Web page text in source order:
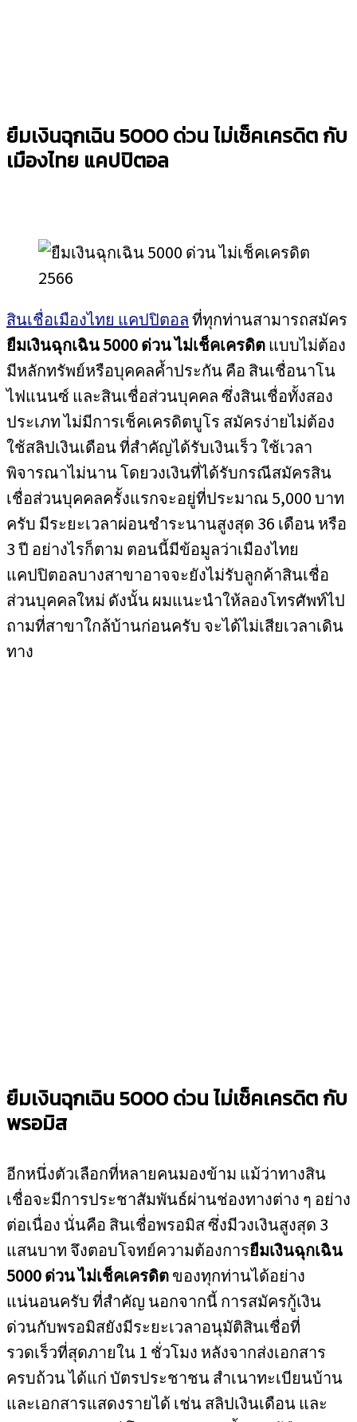
ยืมเงินฉุกเฉิน 5000 ด่วน ไม่เช็คเครดิต กับ
เมืองไทย แคปปิตอล
สินเชื่อเมืองไทย แคปปิตอลที่ทุกท่านสามารถสมัคร
ยืมเงินฉุกเฉิน 5000 ด่วน ไม่เช็คเครดิตแบบไม่ต้อง
มีหลักทรัพย์หรือบุคคลค้ำประกัน คือ สินเชื่อนาโน
ไฟแนนซ์ และสินเชื่อส่วนบุคคล ซึ่งสินเชื่อทั้งสอง
ประเภท ไม่มีการเช็คเครดิตบูโร สมัครง่ายไม่ต้อง
ใช้สลิปเงินเดือน ที่สำคัญได้รับเงินเร็ว ใช้เวลา
พิจารณาไม่นาน โดยวงเงินที่ได้รับกรณีสมัครสิน
เชื่อส่วนบุคคลครั้งแรกจะอยู่ที่ประมาณ 5,000 บาท
ครับ มีระยะเวลาผ่อนชำระนานสูงสุด 36 เดือน หรือ
3 ปี อย่างไรก็ตาม ตอนนี้มีข้อมูลว่าเมืองไทย
แคปปิตอลบางสาขาอาจจะยังไม่รับลูกค้าสินเชื่อ
ส่วนบุคคลใหม่ ดังนั้น ผมแนะนำให้ลองโทรศัพท์ไป
ถามที่สาขาใกล้บ้านก่อนครับ จะได้ไม่เสียเวลาเดิน
ทาง
ยืมเงินฉุกเฉิน 5000 ด่วน ไม่เช็คเครดิต กับ
พรอมิส
อีกหนึ่งตัวเลือกที่หลายคนมองข้าม แม้ว่าทางสิน
เชื่อจะมีการประชาสัมพันธ์ผ่านช่องทางต่าง ๆ อย่าง
ต่อเนื่อง นั่นคือ สินเชื่อพรอมิส ซึ่งมีวงเงินสูงสุด 3
แสนบาท จึงตอบโจทย์ความต้องการยืมเงินฉุกเฉิน
5000 ด่วน ไม่เช็คเครดิตของทุกท่านได้อย่าง
แน่นอนครับ ที่สำคัญ นอกจากนี้ การสมัครกู้เงิน
ด่วนกับพรอมิสยังมีระยะเวลาอนุมัติสินเชื่อที่
รวดเร็วที่สุดภายใน 1 ชั่วโมง หลังจากส่งเอกสาร
ครบถ้วน ได้แก่ บัตรประชาชน สำเนาทะเบียนบ้าน
และเอกสารแสดงรายได้ เช่น สลิปเงินเดือน และ